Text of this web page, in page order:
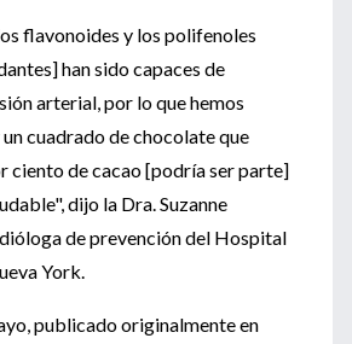
flavonoides y los polifenoles
han sido capaces de
arterial, por lo que hemos
cuadrado de chocolate que
ciento de cacao [podría ser parte]
dijo la Dra. Suzanne
de prevención del Hospital
York.
publicado originalmente en